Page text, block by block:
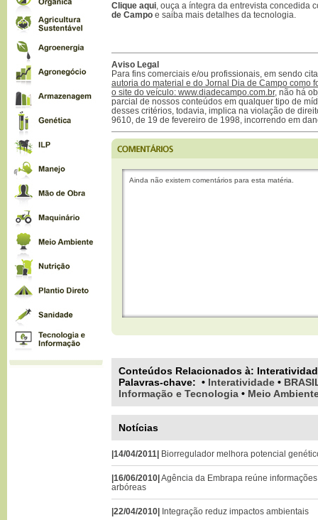
Clique aqui , ouça a íntegra da entrevista concedida
de Campo e saiba mais detalhes da tecnologia.
Aviso Legal
Para fins comerciais e/ou profissionais, em sendo
autoria do material e do Jornal Dia de Campo como
o site do veículo: www.diadecampo.com.br, não há
parcial de nossos conteúdos em qualquer tipo de
desses critérios, todavia, implica na violação de
9610, de 19 de fevereiro de 1998, incorrendo em
Ainda não existem comentários para esta matéria.
Conteúdos Relacionados à:
Palavras-chave: • Interatividade •
Informação e Tecnologia • Meio
Notícias
|14/04/2011| Biorregulador melhora potencial
|16/06/2010|Agência da Embrapa reúne
arbóreas
|22/04/2010| Integração reduz impactos ambientais